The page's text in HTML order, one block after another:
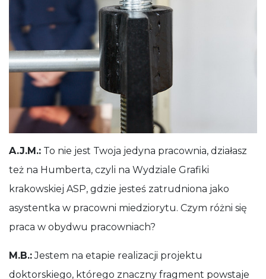
A.J.M.: To nie jest Twoja jedyna pracownia, działasz
też na Humberta, czyli na Wydziale Grafiki
krakowskiej ASP, gdzie jesteś zatrudniona jako
asystentka w pracowni miedziorytu. Czym różni się
praca w obydwu pracowniach?
M.B.:Jestem na etapie realizacji projektu
doktorskiego, którego znaczny fragment powstaje